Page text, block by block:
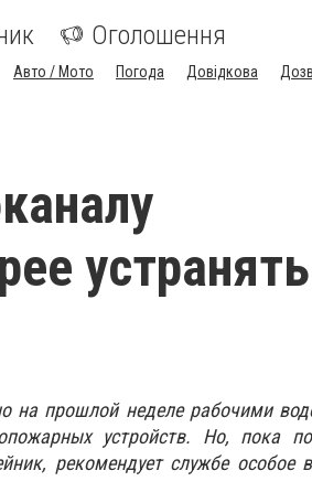
Оголошення
Авто / Мото Погода Довідкова
устранять
на прошлой неделе рабочими
устройств. Но, пока
рекомендует службе особое